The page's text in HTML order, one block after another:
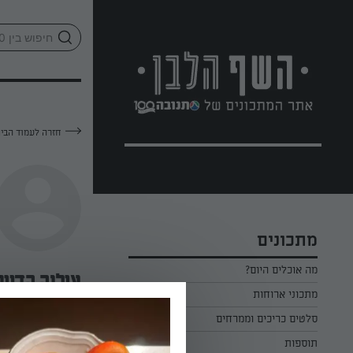
מתכונים
מה אוכלים היום?
מתכוני ארוחות
ארוחת בוקר
ארוחת צהריים
סלטים כריכים וממרחים
כל הסלטים כריכים וממרחים
תוספות
חזרה לעמוד
אילנה
—